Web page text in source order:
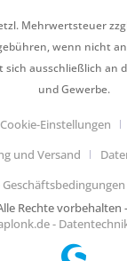
Mehrwertsteuer
wenn nicht
ausschließlich an
und Gewerbe.
Cookie-Einstellungen
und Versand
Rechte vorbehalten
-